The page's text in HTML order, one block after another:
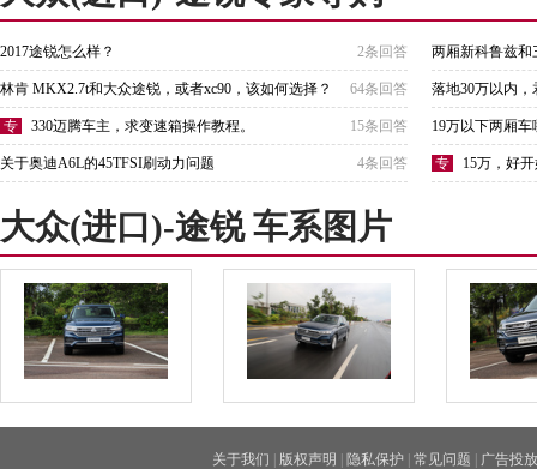
2条回答
2017途锐怎么样？ 两厢新科鲁兹和
64条回答
林肯 MKX2.7t和大众途锐，或者xc90，该如何选择？ 落地30万以内
15条回答
专 330迈腾车主，求变速箱操作教程。 19万以下两厢
4条回答
关于奥迪A6L的45TFSI刷动力问题 专 15万，好
大众(进口)-途锐 车系图片
关于我们 版权声明 隐私保护 常见问题
广告投放